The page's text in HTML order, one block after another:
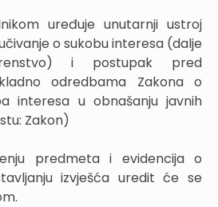
uređuje unutarnji ustroj
o sukobu interesa (dalje
i postupak pred
odredbama Zakona o
interesa u obnašanju javnih
Zakon)
predmeta i evidencija o
izvješća uredit će se